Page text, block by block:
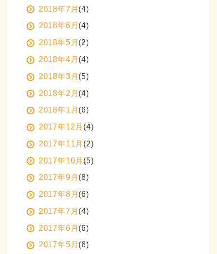
2018年7月 (4)
2018年6月 (4)
2018年5月 (2)
2018年4月 (4)
2018年3月 (5)
2018年2月 (4)
2018年1月 (6)
2017年12月 (4)
2017年11月 (2)
2017年10月 (5)
2017年9月 (8)
2017年8月 (6)
2017年7月 (4)
2017年6月 (6)
2017年5月 (6)